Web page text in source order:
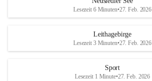
S
Maßnahmen zur Bekämpfung
Rebe und der Amerikanischen
r
S
Lesezeit 6 Minuten•27. Feb. 2026
Leithagebirge
Lesezeit 3 Minuten•27. Feb. 2026
Sport
Lesezeit 1 Minute•27. Feb. 2026